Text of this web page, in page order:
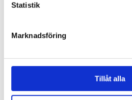
Statistik
Marknadsföring
Tillåt alla
18-åring hade
bibel när han
för ångest –